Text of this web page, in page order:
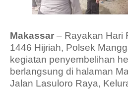
Makassar – Rayakan Hari
1446 Hijriah, Polsek
kegiatan penyembelihan
berlangsung di halaman
Jalan Lasuloro Raya,